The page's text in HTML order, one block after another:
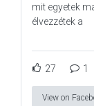
mit egyetek
élvezzétek a
27 1
View on